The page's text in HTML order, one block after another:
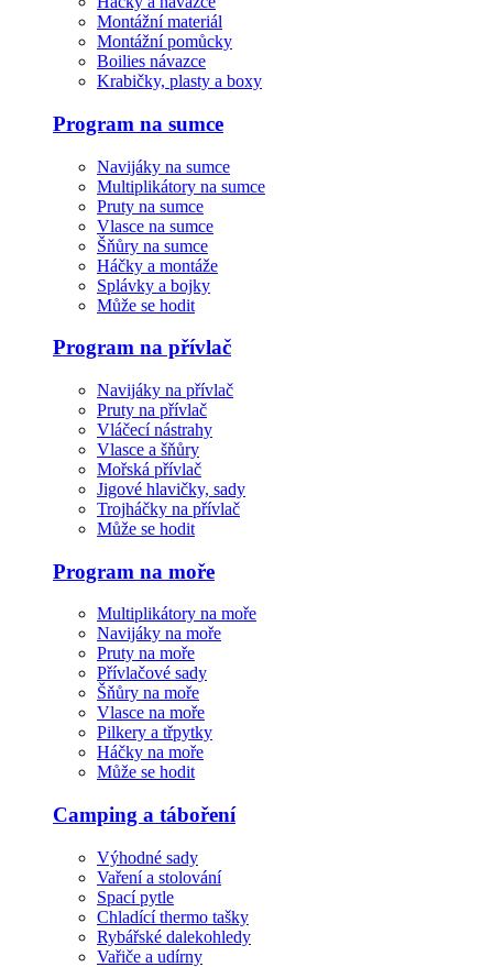
Montážní materiál
Montážní pomůcky
Boilies návazce
Krabičky, plasty a boxy
Program na sumce
Navijáky na sumce
Multiplikátory na sumce
Pruty na sumce
Vlasce na sumce
Šňůry na sumce
Háčky a montáže
Splávky a bojky
Může se hodit
Program na přívlač
Navijáky na přívlač
Pruty na přívlač
Vláčecí nástrahy
Vlasce a šňůry
Mořská přívlač
Jigové hlavičky, sady
Trojháčky na přívlač
Může se hodit
Program na moře
Multiplikátory na moře
Navijáky na moře
Pruty na moře
Přívlačové sady
Šňůry na moře
Vlasce na moře
Pilkery a třpytky
Háčky na moře
Může se hodit
Camping a táboření
Výhodné sady
Vaření a stolování
Spací pytle
Chladící thermo tašky
Rybářské dalekohledy
Vařiče a udírny